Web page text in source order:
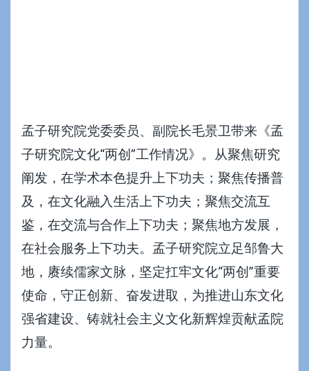
孟子研究院党委委员、副院长毛景卫带来《孟
子研究院文化“两创”工作情况》。从聚焦研究
阐发，在学术本色提升上下功夫；聚焦传播普
及，在文化融入生活上下功夫；聚焦交流互
鉴，在交流与合作上下功夫；聚焦地方发展，
在社会服务上下功夫。孟子研究院立足邹鲁大
地，赓续儒家文脉，坚定扛牢文化“两创”重要
使命，守正创新、奋发进取，为推进山东文化
强省建设、铸就社会主义文化新辉煌贡献孟院
力量。